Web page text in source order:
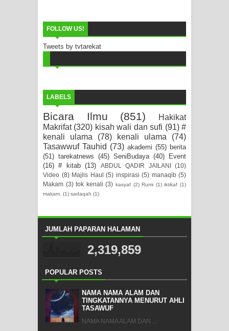
FOLLOW US!
Tweets by tvtarekat
LABELS
Bicara Ilmu (851)
Hakikat
Makrifat (320) kisah wali dan sufi (91) #
kenali ulama
(78) kenali ulama
(74)
Tasawwuf Tauhid (73) akademi (55) berita
(51) tarekatnews (45) SeniBudaya (40)
Event
(16) # kitab (13) ABDUL QADIR JAILANI
(10)
Video (8) Majlis Haul (5) inspirasi (5) manaqib (5)
Makam (3) tok kenali (3) kasyaf (2) Rumi (1) iktikaf (1)
makam. (1) sadaqah (1)
JUMLAH PAPARAN HALAMAN
2,319,859
POPULAR POSTS
NAMA NAMA ALAM DAN
TINGKATANNYA MENURUT AHLI
TASAWUF
NAMA NAMA ALAM DAN ...